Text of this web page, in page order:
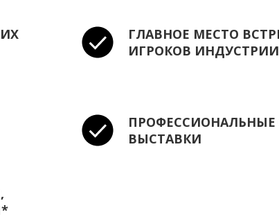
ГЛАВНОЕ МЕСТО
ИГРОКОВ ИНДУСТРИИ
ВЫСТАВКИ